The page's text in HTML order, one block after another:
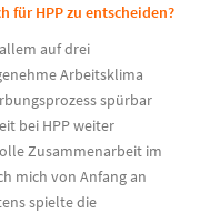
für HPP zu entscheiden?
auf drei
Arbeitsklima
spürbar
bei HPP weiter
Zusammenarbeit im
mich von Anfang an
spielte die